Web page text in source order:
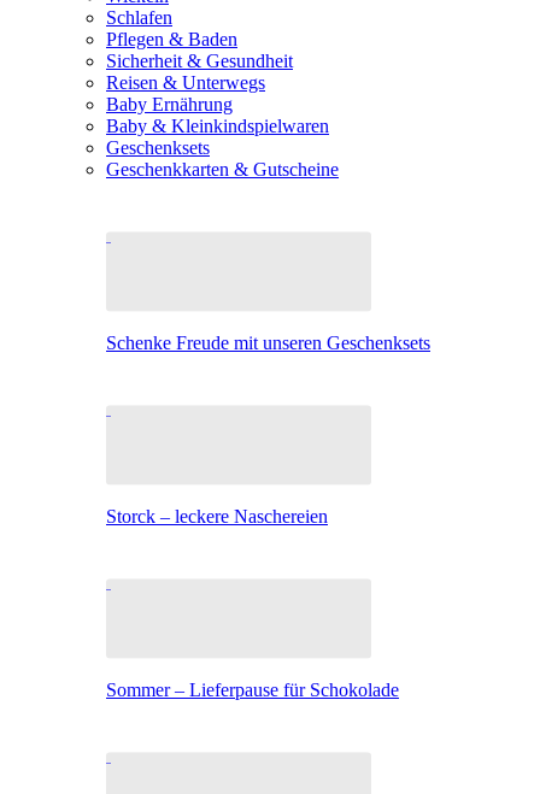
Schlafen
Pflegen & Baden
Sicherheit & Gesundheit
Reisen & Unterwegs
Baby Ernährung
Baby & Kleinkindspielwaren
Geschenksets
Geschenkkarten & Gutscheine
Schenke Freude mit unseren Geschenksets
Storck – leckere Naschereien
Sommer – Lieferpause für Schokolade